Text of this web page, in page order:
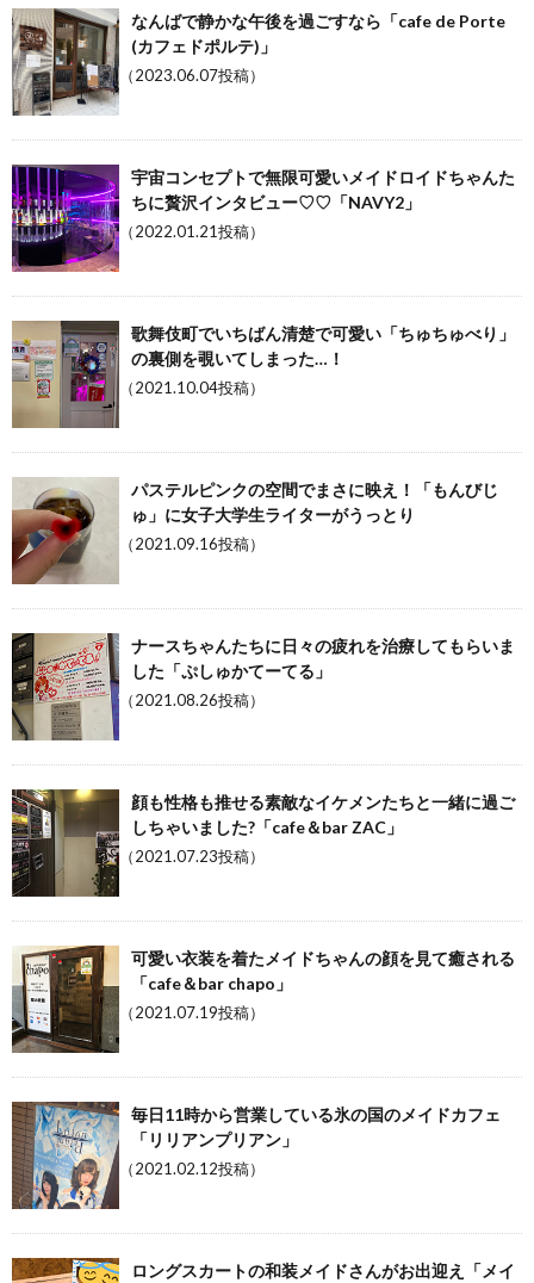
なんばで静かな午後を過ごすなら「cafe de Porte
(カフェドポルテ)」
（2023.06.07投稿）
宇宙コンセプトで無限可愛いメイドロイドちゃんた
ちに贅沢インタビュー♡♡「NAVY2」
（2022.01.21投稿）
歌舞伎町でいちばん清楚で可愛い「ちゅちゅべり」
の裏側を覗いてしまった…！
（2021.10.04投稿）
パステルピンクの空間でまさに映え！「もんびじ
ゅ」に女子大学生ライターがうっとり
（2021.09.16投稿）
ナースちゃんたちに日々の疲れを治療してもらいま
した「ぷしゅかてーてる」
（2021.08.26投稿）
顔も性格も推せる素敵なイケメンたちと一緒に過ご
しちゃいました?「cafe＆bar ZAC」
（2021.07.23投稿）
可愛い衣装を着たメイドちゃんの顔を見て癒される
「cafe＆bar chapo」
（2021.07.19投稿）
毎日11時から営業している氷の国のメイドカフェ
「リリアンプリアン」
（2021.02.12投稿）
ロングスカートの和装メイドさんがお出迎え「メイ